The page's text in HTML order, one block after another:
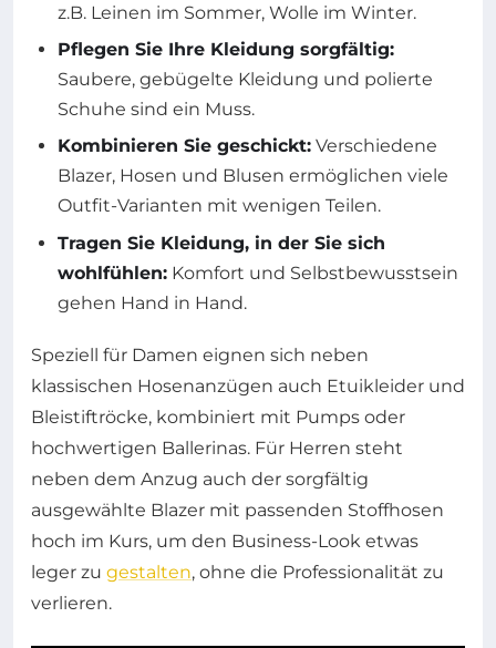
z.B. Leinen im Sommer, Wolle im Winter.
Pflegen Sie Ihre Kleidung sorgfältig:
Saubere, gebügelte Kleidung und polierte
Schuhe sind ein Muss.
Kombinieren Sie geschickt: Verschiedene
Blazer, Hosen und Blusen ermöglichen viele
Outfit-Varianten mit wenigen Teilen.
Tragen Sie Kleidung, in der Sie sich
wohlfühlen: Komfort und Selbstbewusstsein
gehen Hand in Hand.
Speziell für Damen eignen sich neben
klassischen Hosenanzügen auch Etuikleider und
Bleistiftröcke, kombiniert mit Pumps oder
hochwertigen Ballerinas. Für Herren steht
neben dem Anzug auch der sorgfältig
ausgewählte Blazer mit passenden Stoffhosen
hoch im Kurs, um den Business-Look etwas
leger zu gestalten, ohne die Professionalität zu
verlieren.